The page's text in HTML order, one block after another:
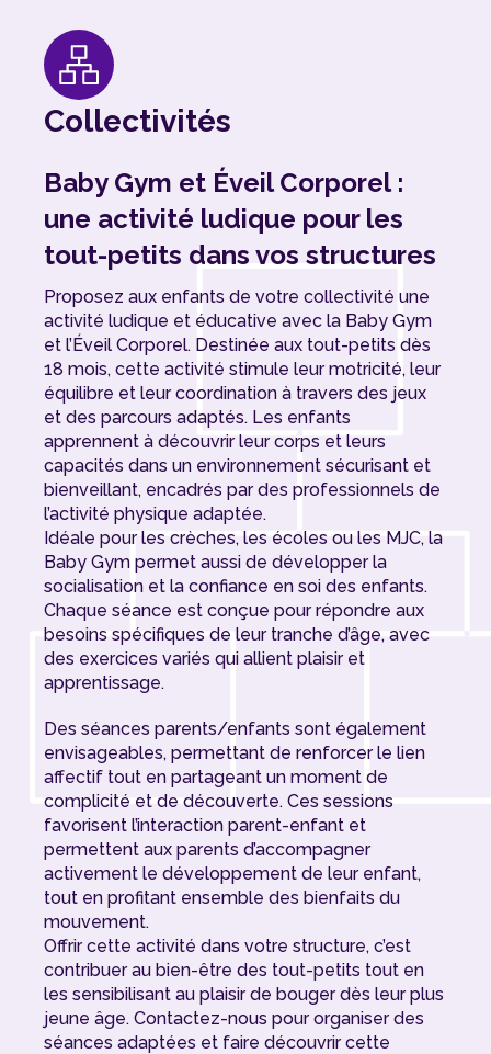
Collectivités
Baby Gym et Éveil Corporel :
une activité ludique pour les
tout-petits dans vos structures
Proposez aux enfants de votre collectivité une
activité ludique et éducative avec la Baby Gym
et l’Éveil Corporel. Destinée aux tout-petits dès
18 mois, cette activité stimule leur motricité, leur
équilibre et leur coordination à travers des jeux
et des parcours adaptés. Les enfants
apprennent à découvrir leur corps et leurs
capacités dans un environnement sécurisant et
bienveillant, encadrés par des professionnels de
l’activité physique adaptée.
Idéale pour les crèches, les écoles ou les MJC, la
Baby Gym permet aussi de développer la
socialisation et la confiance en soi des enfants.
Chaque séance est conçue pour répondre aux
besoins spécifiques de leur tranche d’âge, avec
des exercices variés qui allient plaisir et
apprentissage.
Des séances parents/enfants sont également
envisageables, permettant de renforcer le lien
affectif tout en partageant un moment de
complicité et de découverte. Ces sessions
favorisent l’interaction parent-enfant et
permettent aux parents d’accompagner
activement le développement de leur enfant,
tout en profitant ensemble des bienfaits du
mouvement.
Offrir cette activité dans votre structure, c’est
contribuer au bien-être des tout-petits tout en
les sensibilisant au plaisir de bouger dès leur plus
jeune âge. Contactez-nous pour organiser des
séances adaptées et faire découvrir cette